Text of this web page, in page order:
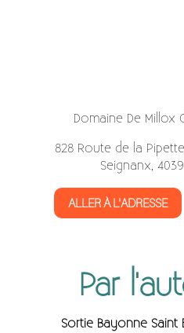
Domaine De Millox
828 Route de la
Seignanx,
ALLER À L'ADRESSE
Par
Sortie Bayonne Saint